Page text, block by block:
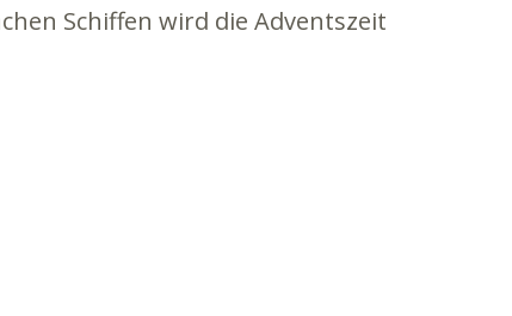
Schiffen wird die Adventszeit